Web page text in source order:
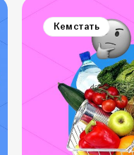
Кем стать